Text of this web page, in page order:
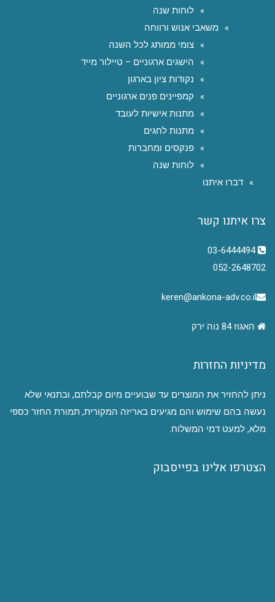
לוחות שנה
משאבי אנוש ורווחה
צומי ממותג לכל השנה
הישגים ארגוניים – טיילור מייד
נקודות ציון בארגון
קמפיינים פנים ארגוניים
מתנות אישיות לעובד
מתנות לחגים
פנקסים ומחברות
לוחות שנה
דברו איתנו
צרו איתנו קשר
03-6444494
052-2648702
keren@ankona-adv.co.il
האגוז 84 נוה ירק
מדיניות החזרות
ניתן להחזיר את המוצרים עד שבועיים מיום קבלתם, ובתנאי שלא
נעשה בהם שימוש והם מגיעים באריזה המקורית, תמורת החזר כספי
מלא, למעט דמי המשלוח.
הצטרפו אלינו בפייסבוק